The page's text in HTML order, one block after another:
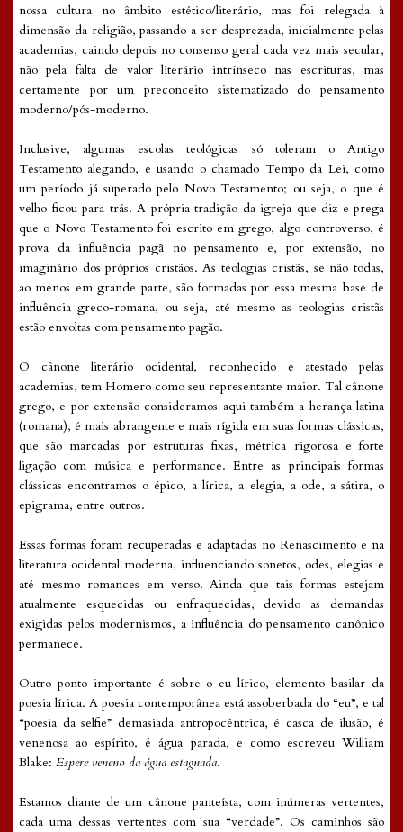
nossa cultura no âmbito estético/literário, mas foi relegada à
dimensão da religião, passando a ser desprezada, inicialmente pelas
academias, caindo depois no consenso geral cada vez mais secular,
não pela falta de valor literário intrínseco nas escrituras, mas
certamente por um preconceito sistematizado do pensamento
moderno/pós-moderno.
Inclusive, algumas escolas teológicas só toleram o Antigo
Testamento alegando, e usando o chamado Tempo da Lei, como
um período já superado pelo Novo Testamento; ou seja, o que é
velho ficou para trás. A própria tradição da igreja que diz e prega
que o Novo Testamento foi escrito em grego, algo controverso, é
prova da influência pagã no pensamento e, por extensão, no
imaginário dos próprios cristãos. As teologias cristãs, se não todas,
ao menos em grande parte, são formadas por essa mesma base de
influência greco-romana, ou seja, até mesmo as teologias cristãs
estão envoltas com pensamento pagão.
O cânone literário ocidental, reconhecido e atestado pelas
academias, tem Homero como seu representante maior. Tal cânone
grego, e por extensão consideramos aqui também a herança latina
(romana), é mais abrangente e mais rígida em suas formas clássicas,
que são marcadas por estruturas fixas, métrica rigorosa e forte
ligação com música e performance. Entre as principais formas
clássicas encontramos o épico, a lírica, a elegia, a ode, a sátira, o
epigrama, entre outros.
Essas formas foram recuperadas e adaptadas no Renascimento e na
literatura ocidental moderna, influenciando sonetos, odes, elegias e
até mesmo romances em verso. Ainda que tais formas estejam
atualmente esquecidas ou enfraquecidas, devido as demandas
exigidas pelos modernismos, a influência do pensamento canônico
permanece.
Outro ponto importante é sobre o eu lírico, elemento basilar da
poesia lírica. A poesia contemporânea está assoberbada do “eu”, e tal
“poesia da selfie” demasiada antropocêntrica, é casca de ilusão, é
venenosa ao espírito, é água parada, e como escreveu William
Blake: Espere veneno da água estagnada.
Estamos diante de um cânone panteísta, com inúmeras vertentes,
cada uma dessas vertentes com sua “verdade”. Os caminhos são